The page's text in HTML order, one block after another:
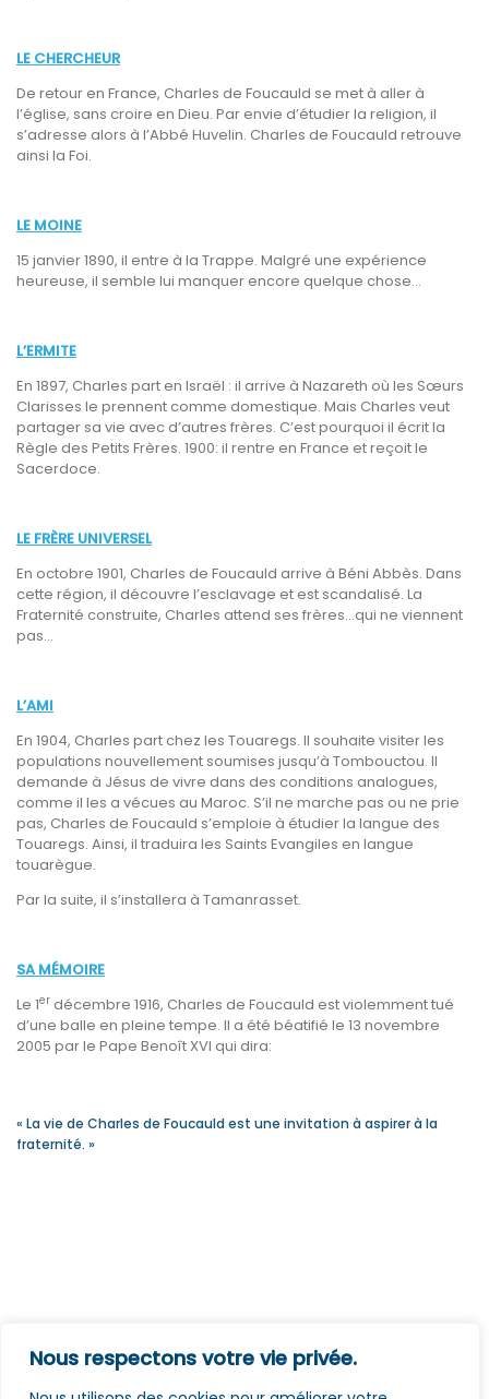
Nous respectons votre vie privée.
LE CHERCHEUR
De retour en France, Charles de Foucauld se met à aller à
l’église, sans croire en Dieu. Par envie d’étudier la religion, il
s’adresse alors à l’Abbé Huvelin. Charles de Foucauld retrouve
ainsi la Foi.
LE MOINE
15 janvier 1890, il entre à la Trappe. Malgré une expérience
heureuse, il semble lui manquer encore quelque chose…
L’ERMITE
En 1897, Charles part en Israël : il arrive à Nazareth où les Sœurs
Clarisses le prennent comme domestique. Mais Charles veut
partager sa vie avec d’autres frères. C’est pourquoi il écrit la
Règle des Petits Frères. 1900: il rentre en France et reçoit le
Sacerdoce.
LE FRÈRE UNIVERSEL
En octobre 1901, Charles de Foucauld arrive à Béni Abbès. Dans
cette région, il découvre l’esclavage et est scandalisé. La
Fraternité construite, Charles attend ses frères…qui ne viennent
pas…
L’AMI
En 1904, Charles part chez les Touaregs. Il souhaite visiter les
populations nouvellement soumises jusqu’à Tombouctou. Il
demande à Jésus de vivre dans des conditions analogues,
comme il les a vécues au Maroc. S’il ne marche pas ou ne prie
pas, Charles de Foucauld s’emploie à étudier la langue des
Touaregs. Ainsi, il traduira les Saints Evangiles en langue
touarègue.
Par la suite, il s’installera à Tamanrasset.
SA MÉMOIRE
Le 1er décembre 1916, Charles de Foucauld est violemment tué
d’une balle en pleine tempe. Il a été béatifié le 13 novembre
2005 par le Pape Benoît XVI qui dira:
« La vie de Charles de Foucauld est une invitation à aspirer à la
fraternité. »